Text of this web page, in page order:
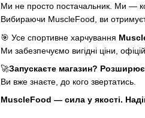
Ми не просто постачальник. Ми —
Вибираючи MuscleFood, ви
🎯 Усе спортивне харчування
Ми забезпечуємо вигідні ціни,
🚀Запускаєте магазин?
Ви вже знаєте, до кого звертатись.
MuscleFood — сила у якості.